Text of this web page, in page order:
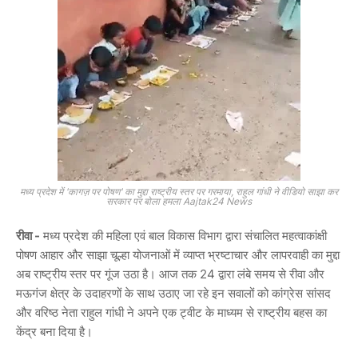
मध्य प्रदेश में 'कागज़ पर पोषण' का मुद्दा राष्ट्रीय स्तर पर गरमाया, राहुल गांधी ने वीडियो साझा कर
सरकार पर बोला हमला Aajtak24 News
रीवा - मध्य प्रदेश की महिला एवं बाल विकास विभाग द्वारा संचालित महत्वाकांक्षी
पोषण आहार और साझा चूल्हा योजनाओं में व्याप्त भ्रष्टाचार और लापरवाही का मुद्दा
अब राष्ट्रीय स्तर पर गूंज उठा है। आज तक 24 द्वारा लंबे समय से रीवा और
मऊगंज क्षेत्र के उदाहरणों के साथ उठाए जा रहे इन सवालों को कांग्रेस सांसद
और वरिष्ठ नेता राहुल गांधी ने अपने एक ट्वीट के माध्यम से राष्ट्रीय बहस का
केंद्र बना दिया है।